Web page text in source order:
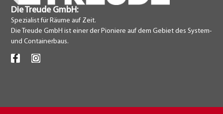
Die Treude GmbH:
Spezialist für Räume auf Zeit.
Die Treude GmbH ist einer der Pioniere auf dem Gebiet des System-
und Containerbaus.